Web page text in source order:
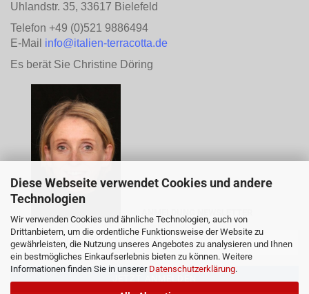
Diese Webseite verwendet Cookies und andere
Technologien
Wir verwenden Cookies und ähnliche Technologien, auch von
Drittanbietern, um die ordentliche Funktionsweise der Website zu
gewährleisten, die Nutzung unseres Angebotes zu analysieren und Ihnen
ein bestmögliches Einkaufserlebnis bieten zu können. Weitere
Informationen finden Sie in unserer Datenschutzerklärung.
Uhlandstr. 35, 33617 Bielefeld
Telefon +49 (0)521 9886494
E-Mail info@italien-terracotta.de
Es berät Sie Christine Döring